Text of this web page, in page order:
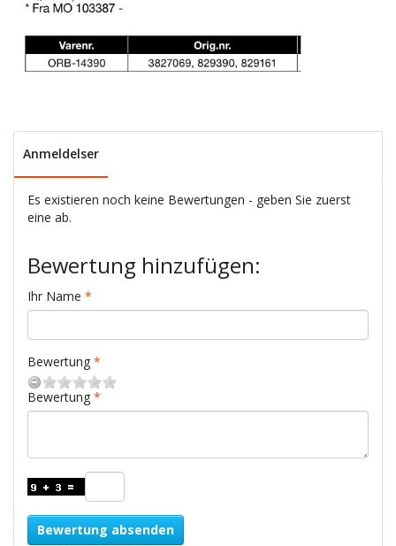
Anmeldelser
Es existieren noch keine Bewertungen - geben Sie zuerst
eine ab.
Bewertung hinzufügen:
Ihr Name
Bewertung
Bewertung
Bewertung absenden